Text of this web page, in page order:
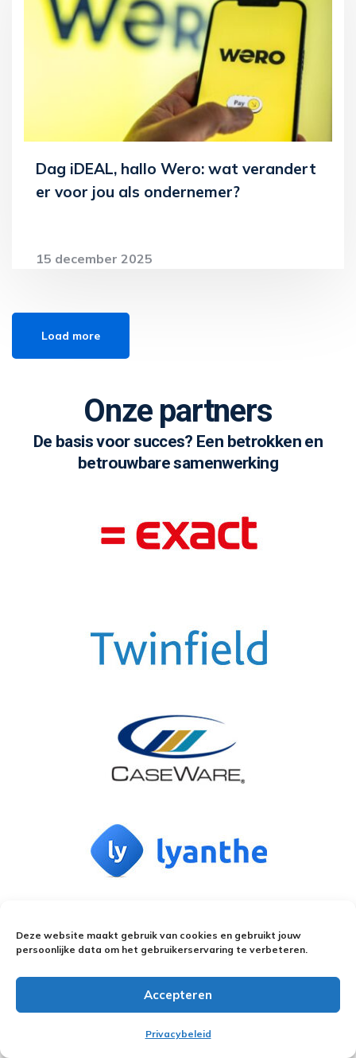
Deze website maakt gebruik van cookies en gebruikt jouw
persoonlijke data om het gebruikerservaring te verbeteren.
Accepteren
Privacybeleid
Dag iDEAL, hallo Wero: wat verandert
er voor jou als ondernemer?
15 december 2025
Load more
Onze partners
De basis voor succes? Een betrokken en
betrouwbare samenwerking